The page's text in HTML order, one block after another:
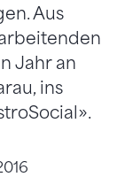
Aus
Jahr an
ins